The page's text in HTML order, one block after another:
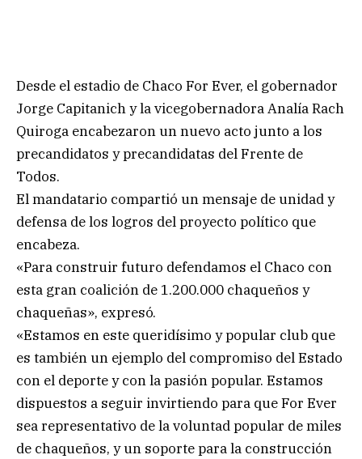
Desde el estadio de Chaco For Ever, el gobernador
Jorge Capitanich y la vicegobernadora Analía Rach
Quiroga encabezaron un nuevo acto junto a los
precandidatos y precandidatas del Frente de
Todos.
El mandatario compartió un mensaje de unidad y
defensa de los logros del proyecto político que
encabeza.
«Para construir futuro defendamos el Chaco con
esta gran coalición de 1.200.000 chaqueños y
chaqueñas», expresó.
«Estamos en este queridísimo y popular club que
es también un ejemplo del compromiso del Estado
con el deporte y con la pasión popular. Estamos
dispuestos a seguir invirtiendo para que For Ever
sea representativo de la voluntad popular de miles
de chaqueños, y un soporte para la construcción